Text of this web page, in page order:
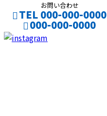
お問い合わせ
TEL 000-000-0000
000-000-0000